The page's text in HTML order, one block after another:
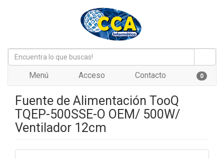
Menú Acceso Contacto 0
Fuente de Alimentación TooQ
TQEP-500SSE-O OEM/ 500W/
Ventilador 12cm